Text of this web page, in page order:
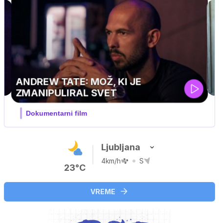
23°C
Ljubljana
4km/h S
VREME